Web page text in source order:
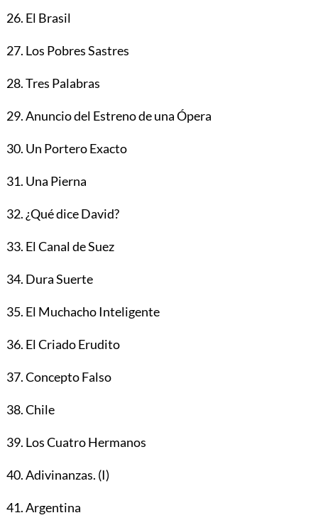
26. El Brasil
27. Los Pobres Sastres
28. Tres Palabras
29. Anuncio del Estreno de una Ópera
30. Un Portero Exacto
31. Una Pierna
32. ¿Qué dice David?
33. El Canal de Suez
34. Dura Suerte
35. El Muchacho Inteligente
36. El Criado Erudito
37. Concepto Falso
38. Chile
39. Los Cuatro Hermanos
40. Adivinanzas. (I)
41. Argentina